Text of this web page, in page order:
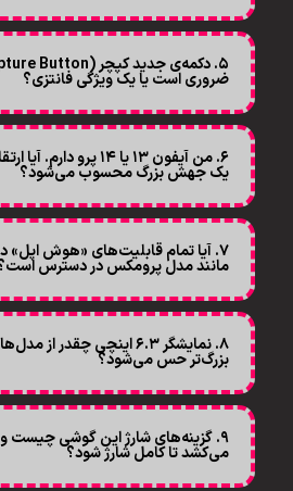
ضروری است یا یک ویژگی فانتزی؟
یک جهش بزرگ محسوب می‌شود؟
۷. آیا تمام قابلیت‌های «هوش اپل»
مانند مدل پرومکس در دسترس
بزرگ‌تر حس می‌شود؟
۹. گزینه‌های شارژ این گوشی چیست
می‌کشد تا کامل شارژ شود؟